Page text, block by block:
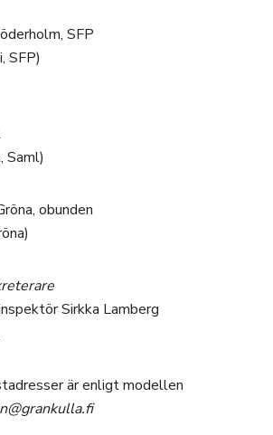
SFP
SFP)
Saml)
obunden
Sirkka Lamberg
är enligt modellen